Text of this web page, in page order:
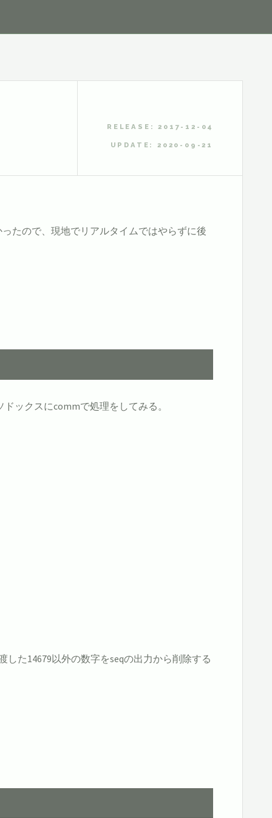
RELEASE: 2017-12-04
UPDATE: 2020-09-21
たので、現地でリアルタイムではやらずに後
ックスにcommで処理をしてみる。
| awk -F, '{print $3}'
た14679以外の数字をseqの出力から削除する